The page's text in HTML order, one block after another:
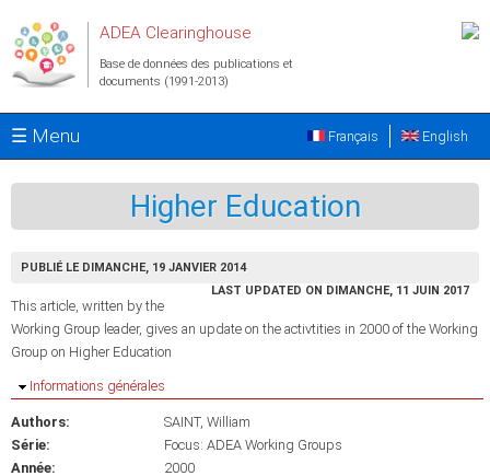
ADEA Clearinghouse
Base de données des publications et
documents (1991-2013)
☰ Menu English
Français
Higher Education
PUBLIÉ LE DIMANCHE, 19 JANVIER 2014
LAST UPDATED ON DIMANCHE, 11 JUIN 2017
This article, written by the
Working Group leader, gives an update on the activtities in 2000 of the Working
Group on Higher Education
Masquer
Informations générales
Authors:
SAINT, William
Série:
Focus: ADEA Working Groups
Année:
2000